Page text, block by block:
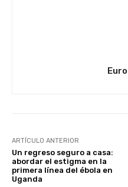
ARTÍCULO ANTERIOR
Un regreso seguro a casa:
abordar el estigma en la
primera línea del ébola en
Uganda